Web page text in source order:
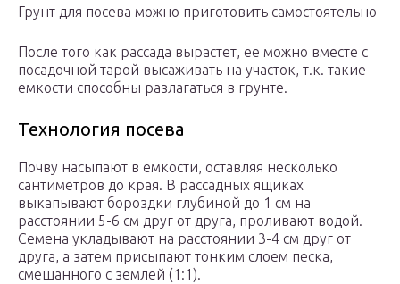
Грунт для посева можно приготовить самостоятельно
После того как рассада вырастет, ее можно вместе с
посадочной тарой высаживать на участок, т.к. такие
емкости способны разлагаться в грунте.
Технология посева
Почву насыпают в емкости, оставляя несколько
сантиметров до края. В рассадных ящиках
выкапывают бороздки глубиной до 1 см на
расстоянии 5-6 см друг от друга, проливают водой.
Семена укладывают на расстоянии 3-4 см друг от
друга, а затем присыпают тонким слоем песка,
смешанного с землей (1:1).